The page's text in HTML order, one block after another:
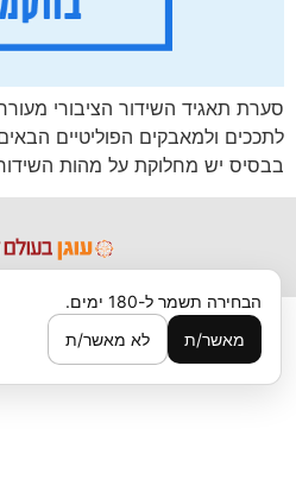
סערת תאגיד השידור הציבורי
לתככים ולמאבקים הפוליטיים
בבסיס יש מחלוקת על מהות השידור
הבחירה תשמר ל-180 ימים.
מאשר/ת
לא מאשר/ת